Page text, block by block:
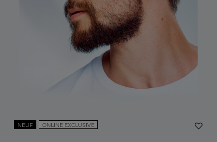
NEUF ONLINE EXCLUSIVE